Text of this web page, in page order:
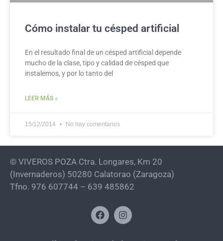
Cómo instalar tu césped artificial
En el resultado final de un césped artificial depende
mucho de la clase, tipo y calidad de césped que
instalemos, y por lo tanto del
LEER MÁS »
15/12/2014 No hay comentarios
© VIVEROS POZA Ctra. Longares, Km 20
(Invernaderos) 50280 Calatorao (Zaragoza)
Tfno. 976 607744 – 639 485862